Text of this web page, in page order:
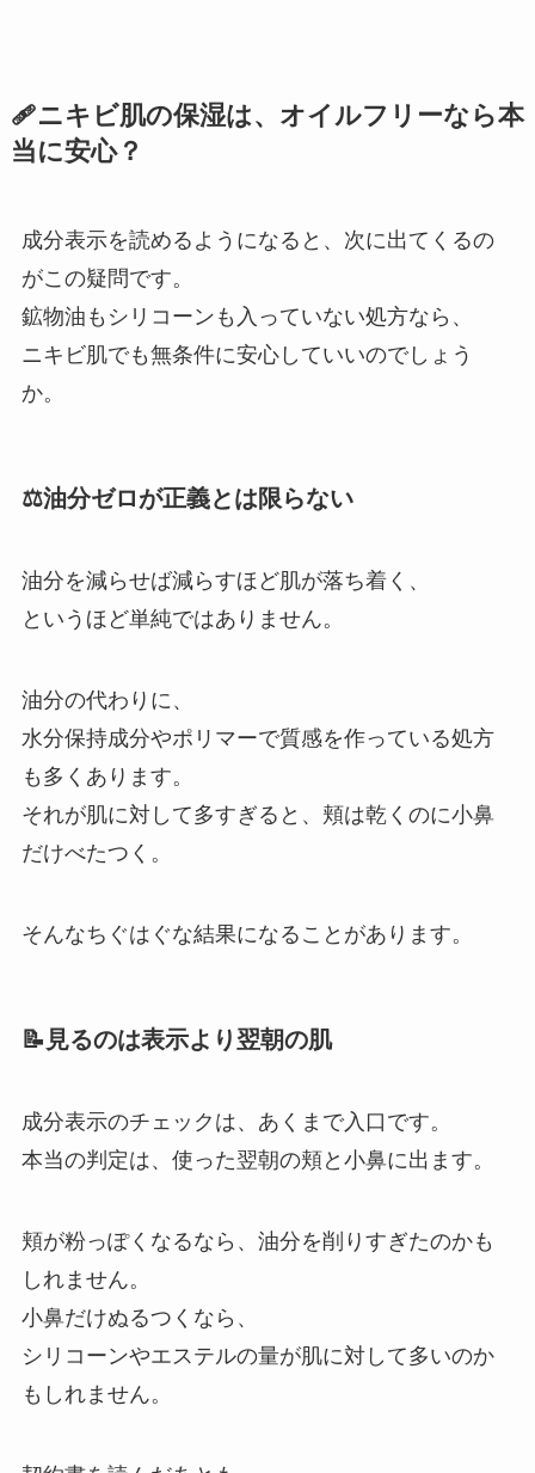
🩹ニキビ肌の保湿は、オイルフリーなら本
当に安心？
成分表示を読めるようになると、次に出てくるの
がこの疑問です。
鉱物油もシリコーンも入っていない処方なら、
ニキビ肌でも無条件に安心していいのでしょう
か。
⚖️油分ゼロが正義とは限らない
油分を減らせば減らすほど肌が落ち着く、
というほど単純ではありません。
油分の代わりに、
水分保持成分やポリマーで質感を作っている処方
も多くあります。
それが肌に対して多すぎると、頬は乾くのに小鼻
だけべたつく。
そんなちぐはぐな結果になることがあります。
📝見るのは表示より翌朝の肌
成分表示のチェックは、あくまで入口です。
本当の判定は、使った翌朝の頬と小鼻に出ます。
頬が粉っぽくなるなら、油分を削りすぎたのかも
しれません。
小鼻だけぬるつくなら、
シリコーンやエステルの量が肌に対して多いのか
もしれません。